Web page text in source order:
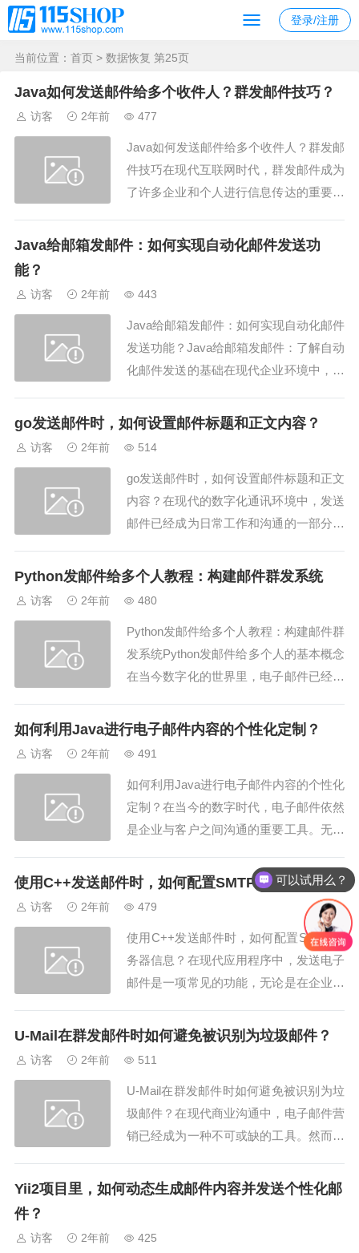
登录/注册
当前位置： 首页 > 数据恢复 第25页
Java如何发送邮件给多个收件人？群发邮件技巧？
访客 2年前 477
Java如何发送邮件给多个收件人？群发邮
件技巧在现代互联网时代，群发邮件成为
了许多企业和个人进行信息传达的重要手
提供了丰富的邮件发送功能。本文将介绍
Java给邮箱发邮件：如何实现自动化邮件发送功
能？
访客 2年前 443
Java给邮箱发邮件：如何实现自动化邮件
发送功能？Java给邮箱发邮件：了解自动
化邮件发送的基础在现代企业环境中，自
工具。Java作为一种功能强大的编程语
具，包括API、SMTP协议以及一些第...
go发送邮件时，如何设置邮件标题和正文内容？
访客 2年前 514
go发送邮件时，如何设置邮件标题和正文
内容？在现代的数字化通讯环境中，发送
邮件已经成为日常工作和沟通的一部分。
发送不仅能提升工作效率，还能提供更多
和正文内容，同时介绍API和SMTP方法
以及A...
Python发邮件给多个人教程：构建邮件群发系统
访客 2年前 480
Python发邮件给多个人教程：构建邮件群
发系统Python发邮件给多个人的基本概念
在当今数字化的世界里，电子邮件已经成
多个收件人发送相同或类似内容邮件的情
的方法，使得群发邮件变得更加高效...
如何利用Java进行电子邮件内容的个性化定制？
访客 2年前 491
如何利用Java进行电子邮件内容的个性化
定制？在当今的数字时代，电子邮件依然
是企业与客户之间沟通的重要工具。无论
邮件内容可以显著提高用户的参与度和满
意度。Java作为一种强大的编程语言，提
供了多种方法来帮助开发者实现电子邮件
内容的个性化定制。本文将探讨如何利用
Ja...
使用C++发送邮件时，如何配置SMTP服务器信息？
访客 2年前 479
使用C++发送邮件时，如何配置SMTP服
务器信息？在现代应用程序中，发送电子
邮件是一项常见的功能，无论是在企业级
+中实现这一功能通常需要使用外部库，
发送电子邮件的标准协议，其配置对确保
邮件...
U-Mail在群发邮件时如何避免被识别为垃圾邮件？
访客 2年前 511
U-Mail在群发邮件时如何避免被识别为垃
圾邮件？在现代商业沟通中，电子邮件营
销已经成为一种不可或缺的工具。然而，
是邮件可能会被识别为垃圾邮件。垃圾邮
Yii2项目里，如何动态生成邮件内容并发送个性化邮
件？
访客 2年前 425
可以试用么？